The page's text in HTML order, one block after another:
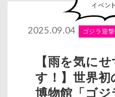
2025.09.04 ゴジラ迎
【雨を気に
す！】世界初
博物館「ゴ